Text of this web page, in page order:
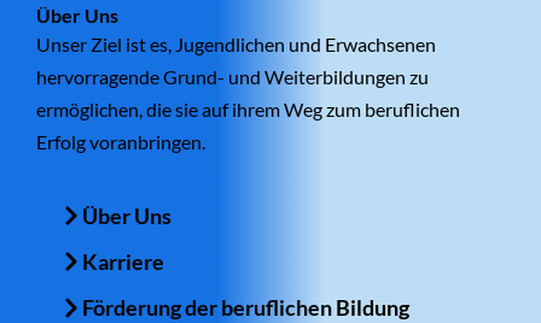
Über Uns
Unser Ziel ist es, Jugendlichen und Erwachsenen
hervorragende Grund- und Weiterbildungen zu
ermöglichen, die sie auf ihrem Weg zum beruflichen
Erfolg voranbringen.
Über Uns
Karriere
Förderung der beruflichen Bildung